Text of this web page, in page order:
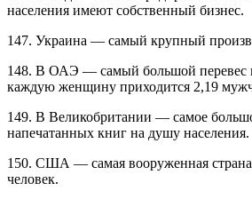
населения имеют собственный бизнес.
147. Украина — самый крупный
148. В ОАЭ — самый большой перевес
каждую женщину приходится 2,19
149. В Великобритании — самое
напечатанных книг на душу населения.
150. США — самая вооруженная
человек.